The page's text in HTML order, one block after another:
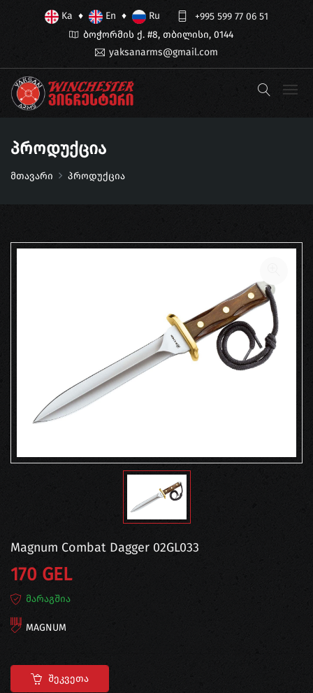
Ka ♦ En ♦ Ru
+995 599 77 06 51
ბოჭორმის ქ. #8, თბილისი, 0144
yaksanarms@gmail.com
Პროდუქცია
მთავარი პროდუქცია
Magnum Combat Dagger 02GL033
170 GEL
მარაგშია
MAGNUM
Შეკვეთა